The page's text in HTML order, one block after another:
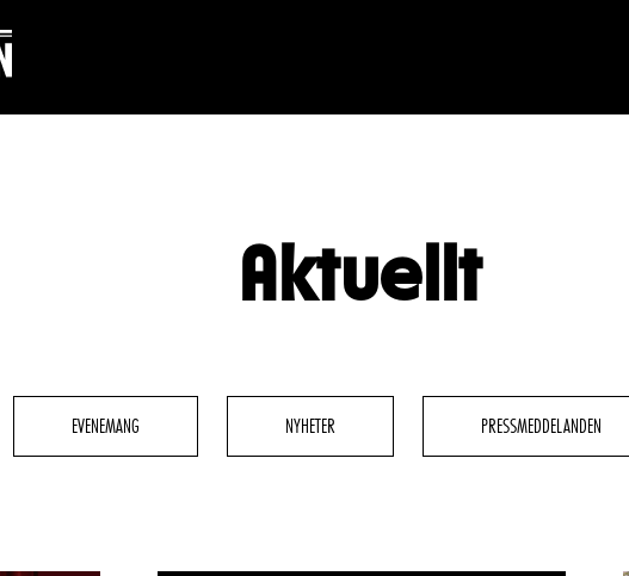
Publikarbete
GRUPPER & FÖRETAG
Pedagognätverk &
Aktuellt
EVENEMANG NYHETER PRESSMEDDELANDEN